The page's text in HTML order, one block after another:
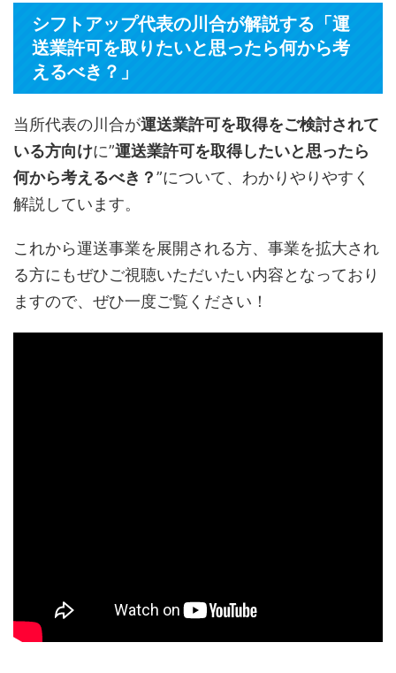
シフトアップ代表の川合が解説する「運
送業許可を取りたいと思ったら何から考
えるべき？」
当所代表の川合が運送業許可を取得をご検討されて
いる方向けに”運送業許可を取得したいと思ったら
何から考えるべき？”について、わかりやりやすく
解説しています。
これから運送事業を展開される方、事業を拡大され
る方にもぜひご視聴いただいたい内容となっており
ますので、ぜひ一度ご覧ください！